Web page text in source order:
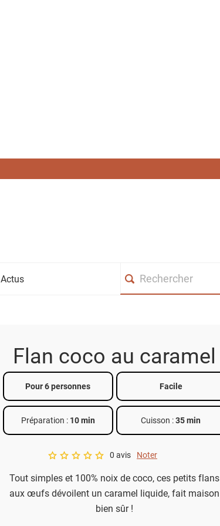
Actus
Flan coco au caramel
Pour 6 personnes Facile
Préparation : 10 min Cuisson :35 min
A star rating of 0 out of 5.
0 avis Noter
Tout simples et 100% noix de coco, ces petits flans
aux œufs dévoilent un caramel liquide, fait maison
bien sûr !